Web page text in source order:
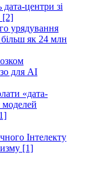
центри зі
[2]
урядування
більш як 24 млн
для AI
«дата-
моделей
Інтелекту
[1]